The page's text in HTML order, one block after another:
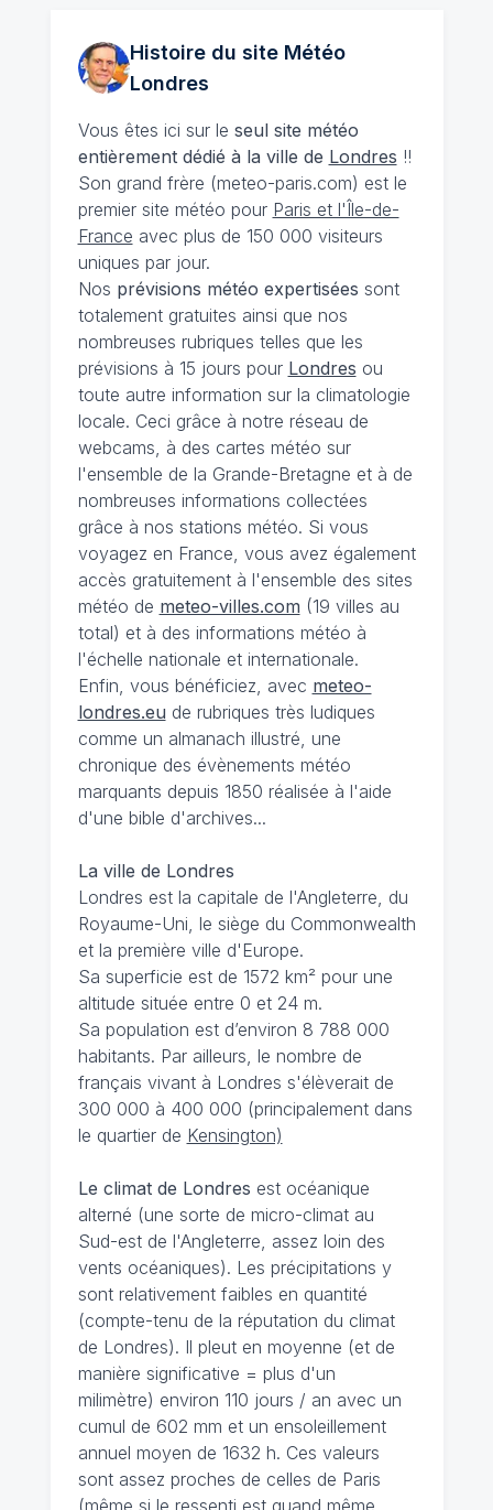
Histoire du site Météo
Londres
Vous êtes ici sur le seul site météo
entièrement dédié à la ville de Londres !!
Son grand frère (meteo-paris.com) est le
premier site météo pour Paris et l'Île-de-
France avec plus de 150 000 visiteurs
uniques par jour.
Nos prévisions météo expertisées sont
totalement gratuites ainsi que nos
nombreuses rubriques telles que les
prévisions à 15 jours pour Londres ou
toute autre information sur la climatologie
locale. Ceci grâce à notre réseau de
webcams, à des cartes météo sur
l'ensemble de la Grande-Bretagne et à de
nombreuses informations collectées
grâce à nos stations météo. Si vous
voyagez en France, vous avez également
accès gratuitement à l'ensemble des sites
météo de meteo-villes.com (19 villes au
total) et à des informations météo à
l'échelle nationale et internationale.
Enfin, vous bénéficiez, avec meteo-
londres.eu de rubriques très ludiques
comme un almanach illustré, une
chronique des évènements météo
marquants depuis 1850 réalisée à l'aide
d'une bible d'archives...
La ville de Londres
Londres est la capitale de l'Angleterre, du
Royaume-Uni, le siège du Commonwealth
et la première ville d'Europe.
Sa superficie est de 1572 km² pour une
altitude située entre 0 et 24 m.
Sa population est d’environ 8 788 000
habitants. Par ailleurs, le nombre de
français vivant à Londres s'élèverait de
300 000 à 400 000 (principalement dans
le quartier de Kensington)
Le climat de Londres est océanique
alterné (une sorte de micro-climat au
Sud-est de l'Angleterre, assez loin des
vents océaniques). Les précipitations y
sont relativement faibles en quantité
(compte-tenu de la réputation du climat
de Londres). Il pleut en moyenne (et de
manière significative = plus d'un
milimètre) environ 110 jours / an avec un
cumul de 602 mm et un ensoleillement
annuel moyen de 1632 h. Ces valeurs
sont assez proches de celles de Paris
(même si le ressenti est quand même